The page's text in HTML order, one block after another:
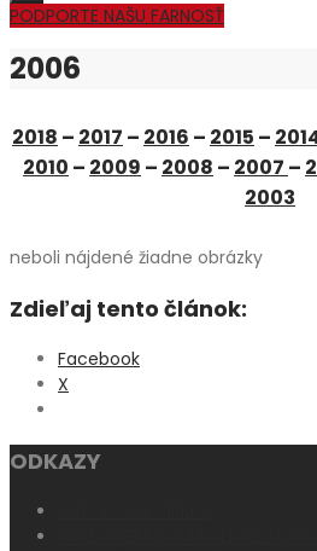
PODPORTE NAŠU FARNOSŤ
2006
2018 – 2017 – 2016 – 2015 –
2010 – 2009 – 2008 – 2007 –
2003
neboli nájdené žiadne obrázky
Zdieľaj tento článok:
Facebook
X
ODKAZY